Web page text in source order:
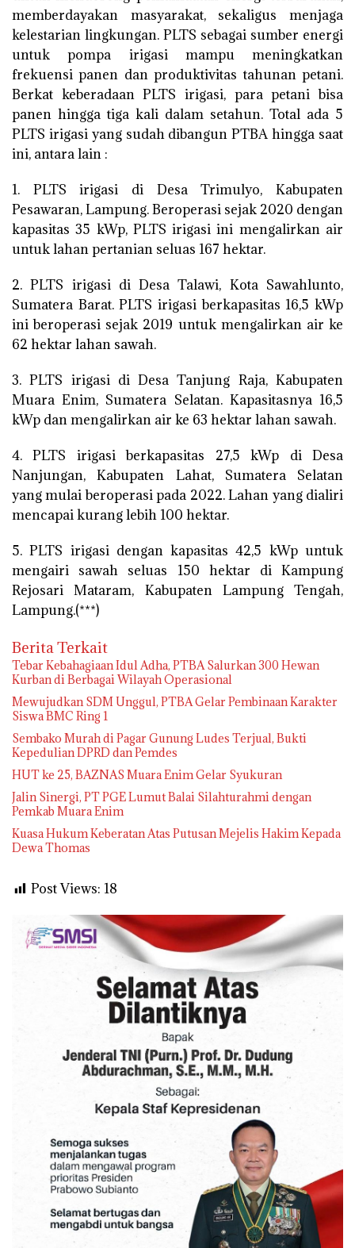
memberdayakan masyarakat, sekaligus menjaga
kelestarian lingkungan. PLTS sebagai sumber energi
untuk pompa irigasi mampu meningkatkan
frekuensi panen dan produktivitas tahunan petani.
Berkat keberadaan PLTS irigasi, para petani bisa
panen hingga tiga kali dalam setahun. Total ada 5
PLTS irigasi yang sudah dibangun PTBA hingga saat
ini, antara lain :
1. PLTS irigasi di Desa Trimulyo, Kabupaten
Pesawaran, Lampung. Beroperasi sejak 2020 dengan
kapasitas 35 kWp, PLTS irigasi ini mengalirkan air
untuk lahan pertanian seluas 167 hektar.
2. PLTS irigasi di Desa Talawi, Kota Sawahlunto,
Sumatera Barat. PLTS irigasi berkapasitas 16,5 kWp
ini beroperasi sejak 2019 untuk mengalirkan air ke
62 hektar lahan sawah.
3. PLTS irigasi di Desa Tanjung Raja, Kabupaten
Muara Enim, Sumatera Selatan. Kapasitasnya 16,5
kWp dan mengalirkan air ke 63 hektar lahan sawah.
4. PLTS irigasi berkapasitas 27,5 kWp di Desa
Nanjungan, Kabupaten Lahat, Sumatera Selatan
yang mulai beroperasi pada 2022. Lahan yang dialiri
mencapai kurang lebih 100 hektar.
5. PLTS irigasi dengan kapasitas 42,5 kWp untuk
mengairi sawah seluas 150 hektar di Kampung
Rejosari Mataram, Kabupaten Lampung Tengah,
Lampung.(***)
Berita Terkait
Tebar Kebahagiaan Idul Adha, PTBA Salurkan 300 Hewan
Kurban di Berbagai Wilayah Operasional
Mewujudkan SDM Unggul, PTBA Gelar Pembinaan Karakter
Siswa BMC Ring 1
Sembako Murah di Pagar Gunung Ludes Terjual, Bukti
Kepedulian DPRD dan Pemdes
HUT ke 25, BAZNAS Muara Enim Gelar Syukuran
Jalin Sinergi, PT PGE Lumut Balai Silahturahmi dengan
Pemkab Muara Enim
Kuasa Hukum Keberatan Atas Putusan Mejelis Hakim Kepada
Dewa Thomas
Post Views: 18